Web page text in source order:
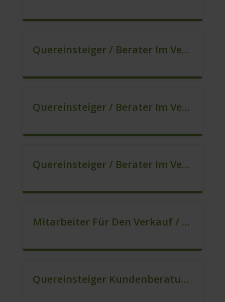
Quereinsteiger / Berater Im Vertrieb In Festanstellung (m/w/d)
Quereinsteiger / Berater Im Vertrieb, Keine Zeitarbeit! (m/w/d)
Quereinsteiger / Berater Im Vertrieb – Ab Sofort (m/w/d)
Mitarbeiter Für Den Verkauf / Quereinsteiger (m/w/d)
Quereinsteiger Kundenberatung Im Außendienst (m/w/d)